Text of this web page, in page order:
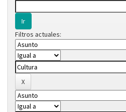
Filtros actuales: